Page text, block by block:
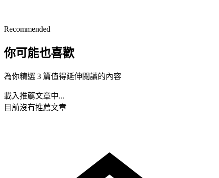
Recommended
你可能也喜歡
為你精選 3 篇值得延伸閱讀的內容
載入推薦文章中...
目前沒有推薦文章